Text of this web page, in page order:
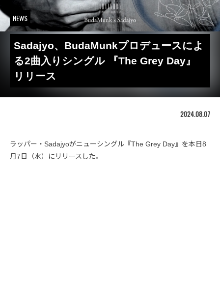
NEWS
Sadajyo、BudaMunkプロデュースによ
る2曲入りシングル 『The Grey Day』
リリース
2024.08.07
ラッパー・Sadajyoがニューシングル『The Grey Day』を本日8
月7日（水）にリリースした。